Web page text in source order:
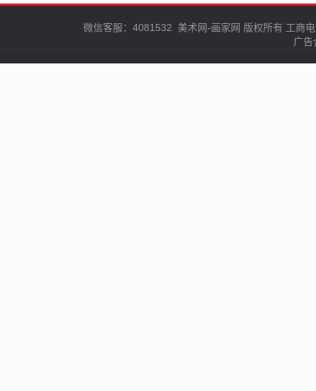
微信客服：4081532 美术网-画家网 版权所有 工商
广